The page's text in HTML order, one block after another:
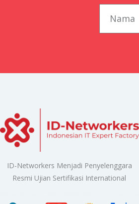
ID-Networkers Menjadi Penyelenggara
Resmi Ujian Sertifikasi International